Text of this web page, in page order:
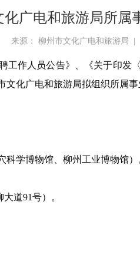
化广电和旅游局所
来源： 柳州市文化广电和旅游局 |
工作人员公告》、《关于印
文化广电和旅游局拟组织所属
科学博物馆、 柳州工业博物馆）
大道91号） 。